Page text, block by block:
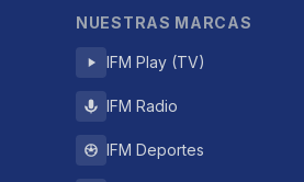
NUESTRAS MARCAS
IFM Play (TV)
IFM Radio
IFM Deportes